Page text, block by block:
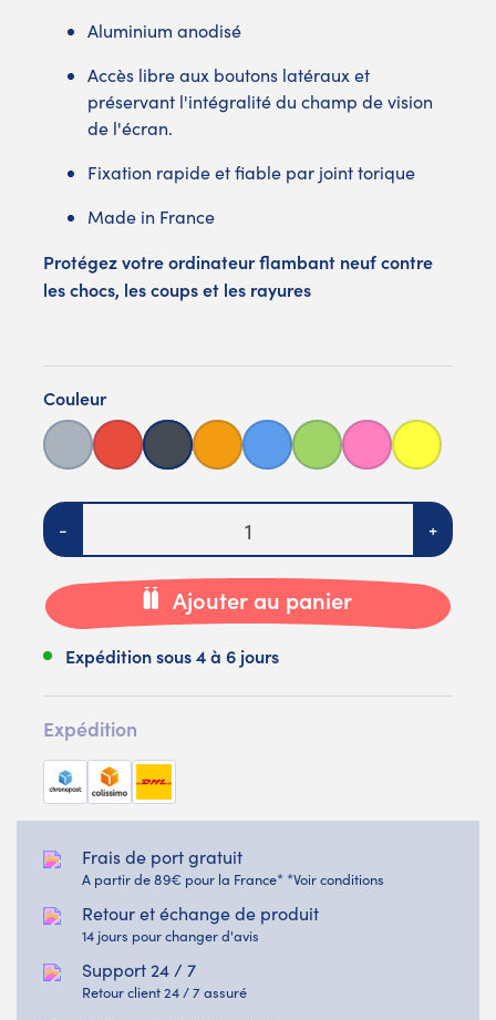
Aluminium anodisé
Accès libre aux boutons latéraux et
préservant l'intégralité du champ de vision
de l'écran.
Fixation rapide et fiable par joint torique
Made in France
Protégez votre ordinateur flambant neuf contre
les chocs, les coups et les rayures
Couleur
Gris Rouge Noir Orange Bleu Vert Rose Jaune
Quantité
- +
Ajouter au panier
Expédition sous 4 à 6 jours
Expédition
Frais de port gratuit
A partir de 89€ pour la France* *Voir conditions
Retour et échange de produit
14 jours pour changer d'avis
Support 24 / 7
Retour client 24 / 7 assuré